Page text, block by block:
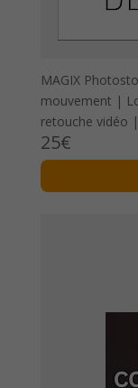
MAGIX
mouvement |
retouche vidéo
Licence
25€